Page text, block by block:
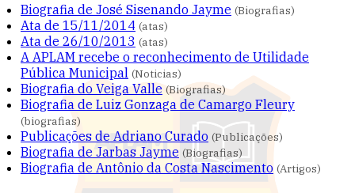
Biografia de José Sisenando Jayme (Biografias)
Ata de 15/11/2014 (atas)
Ata de 26/10/2013 (atas)
A APLAM recebe o reconhecimento de Utilidade
Pública Municipal (Noticias)
Biografia do Veiga Valle (Biografias)
Biografia de Luiz Gonzaga de Camargo Fleury
(biografias)
Publicações de Adriano Curado (Publicações)
Biografia de Jarbas Jayme (Biografias)
Biografia de Antônio da Costa Nascimento (Artigos)